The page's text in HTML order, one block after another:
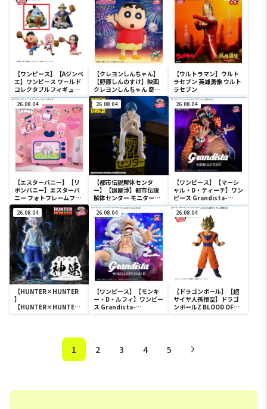
【ワンピース】【Aジンベ
エ】ワンピース ワールド
コレクタブルフィギュア-
宴1-
【クレヨンしんちゃん】
【野原しんのすけ】映画
クレヨンしんちゃん 奇々
怪々！オラの妖怪バケ～
ション おおきな
SOFVIMATES～野原しん
のすけ～
【ウルトラマン】ウルト
ラセブン 英雄勇像 ウルト
ラセブン
26.08.04
【エスターバニー】【リ
ボンバニー】エスターバ
ニー フォトフレームフィ
ギュア
26.08.04
【都市伝説解体センタ
ー】【廻屋渉】都市伝説
解体センター モニタート
ップフィギュア-廻屋渉-
26.08.04
【ワンピース】【マーシ
ャル・D・ティーチ】ワン
ピース Grandista-
MARSHALL.D.TEACH-
26.08.04
【HUNTER×HUNTER
】
【HUNTER×HUNTER
26.08.04
【ワンピース】【モンキ
ー・D・ルフィ】ワンピー
ス Grandista-
26.08.04
【ドラゴンボール】【超
サイヤ人孫悟空】ドラゴ
ンボールZ BLOOD OF
1 2 3 4 5